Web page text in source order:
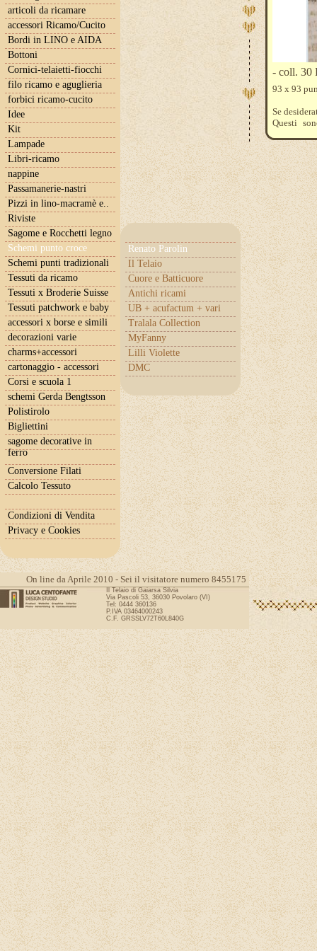
articoli da ricamare
accessori Ricamo/Cucito
Bordi in LINO e AIDA
Bottoni
Cornici-telaietti-fiocchi
filo ricamo e aguglieria
forbici ricamo-cucito
Idee
Kit
Lampade
Libri-ricamo
nappine
Passamanerie-nastri
Pizzi in lino-macramè e..
Riviste
Sagome e Rocchetti legno
Schemi punto croce
Renato Parolin
Il Telaio
Cuore e Batticuore
Antichi ricami
UB + acufactum + vari
Tralala Collection
MyFanny
Lilli Violette
DMC
Schemi punti tradizionali
Tessuti da ricamo
Tessuti x Broderie Suisse
Tessuti patchwork e baby
accessori x borse e simili
decorazioni varie
charms+accessori
cartonaggio - accessori
Corsi e scuola 1
schemi Gerda Bengtsson
Polistirolo
Bigliettini
sagome decorative in
ferro
Conversione Filati
Calcolo Tessuto
Condizioni di Vendita
Privacy e Cookies
- coll. 30
93 x 93
Se
Questi
On line da Aprile 2010 - Sei il visitatore numero 8455175
Il Telaio di Gaiarsa Silvia
Via Pascoli 53, 36030 Povolaro (VI)
Tel: 0444 360136
P.IVA 03464000243
C.F. GRSSLV72T60L840G